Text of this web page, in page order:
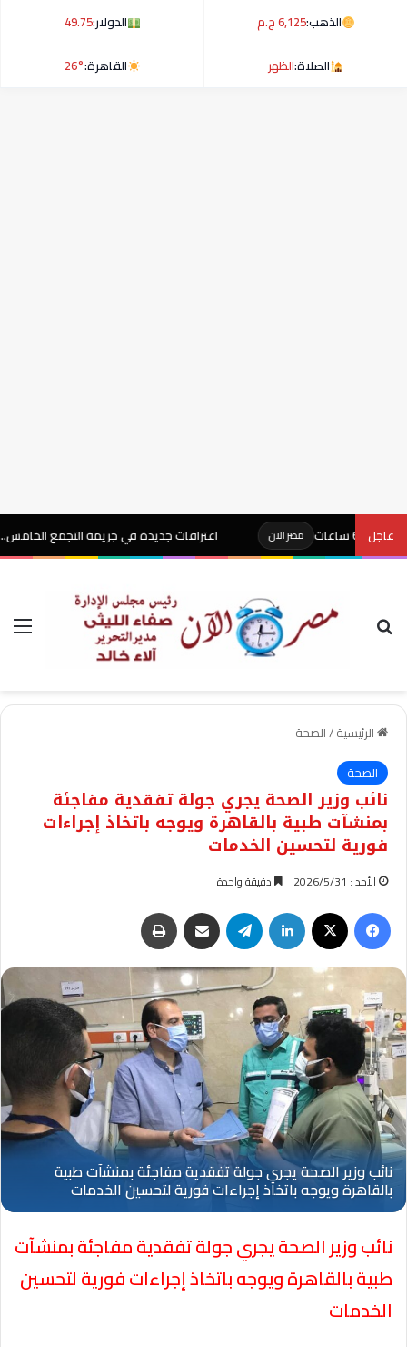
الذهب:6,125 ج.م الدولار:49.75
الصلاة:الظهر القاهرة:26°
عاجلمصر الآن اعترافات جديدة في جريمة التجمع الخامس.. المتهم
بحث عن
الرئيسية/الصحة
الصحة
نائب وزير الصحة يجري جولة تفقدية مفاجئة
بمنشآت طبية بالقاهرة ويوجه باتخاذ إجراءات
فورية لتحسين الخدمات
الأحد : 2026/5/31 دقيقة واحدة
فيسبوك لينكدإن تيلقرام مشاركة عبر البريد
نائب وزير الصحة يجري جولة تفقدية مفاجئة بمنشآت
طبية بالقاهرة ويوجه باتخاذ إجراءات فورية لتحسين
الخدمات